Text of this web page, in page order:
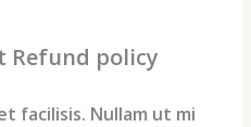
Refund policy
nisi et facilisis. Nullam ut